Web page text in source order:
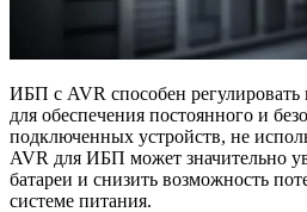
ИБП с AVR способен регулировать
для обеспечения постоянного и
подключенных устройств, не
AVR для ИБП может значительно
батареи и снизить возможность
системе питания.